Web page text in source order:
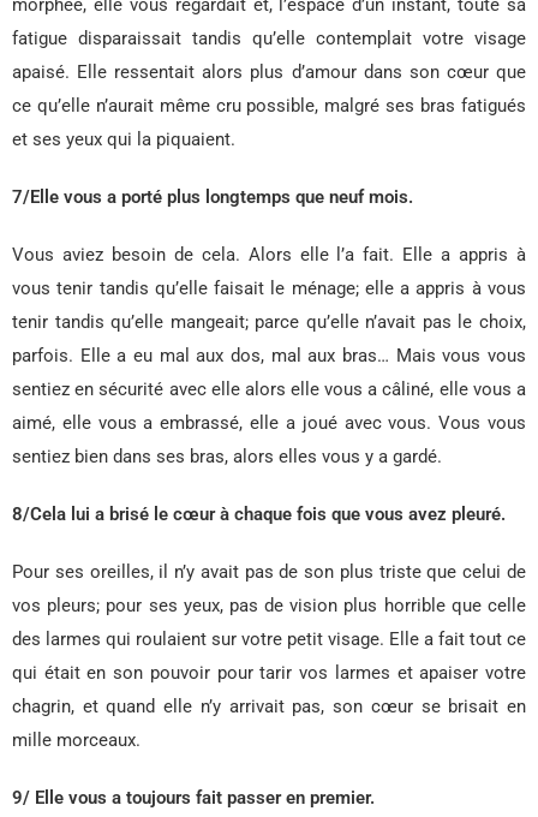
morphée, elle vous regardait et, l’espace d’un instant, toute sa
fatigue disparaissait tandis qu’elle contemplait votre visage
apaisé. Elle ressentait alors plus d’amour dans son cœur que
ce qu’elle n’aurait même cru possible, malgré ses bras fatigués
et ses yeux qui la piquaient.
7/Elle vous a porté plus longtemps que neuf mois.
Vous aviez besoin de cela. Alors elle l’a fait. Elle a appris à
vous tenir tandis qu’elle faisait le ménage; elle a appris à vous
tenir tandis qu’elle mangeait; parce qu’elle n’avait pas le choix,
parfois. Elle a eu mal aux dos, mal aux bras… Mais vous vous
sentiez en sécurité avec elle alors elle vous a câliné, elle vous a
aimé, elle vous a embrassé, elle a joué avec vous. Vous vous
sentiez bien dans ses bras, alors elles vous y a gardé.
8/Cela lui a brisé le cœur à chaque fois que vous avez pleuré.
Pour ses oreilles, il n’y avait pas de son plus triste que celui de
vos pleurs; pour ses yeux, pas de vision plus horrible que celle
des larmes qui roulaient sur votre petit visage. Elle a fait tout ce
qui était en son pouvoir pour tarir vos larmes et apaiser votre
chagrin, et quand elle n’y arrivait pas, son cœur se brisait en
mille morceaux.
9/ Elle vous a toujours fait passer en premier.